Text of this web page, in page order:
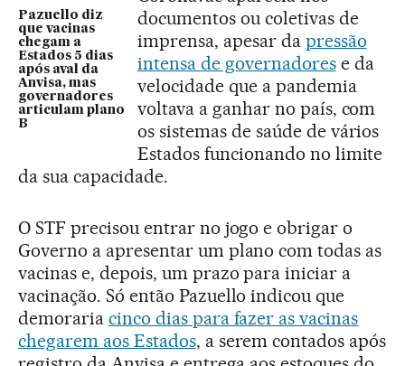
Pazuello diz
que vacinas
chegam a
Estados 5 dias
após aval da
Anvisa, mas
governadores
articulam plano
B
documentos ou coletivas de
imprensa, apesar da pressão
intensa de governadorese da
velocidade que a pandemia
voltava a ganhar no país, com
os sistemas de saúde de vários
Estados funcionando no limite
da sua capacidade.
O STF precisou entrar no jogo e obrigar o
Governo a apresentar um plano com todas as
vacinas e, depois, um prazo para iniciar a
vacinação. Só então Pazuello indicou que
demoraria cinco dias para fazer as vacinas
chegarem aos Estados, a serem contados após